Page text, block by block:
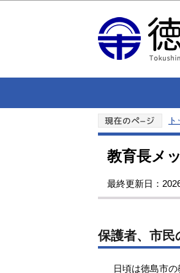
教育長メ
最終更新日：
保護者、市
日頃は徳島市の